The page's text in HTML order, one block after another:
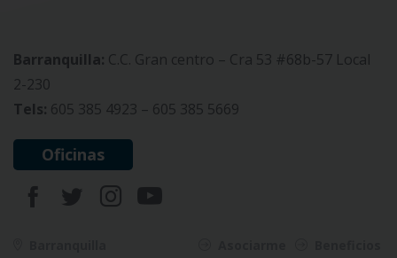
Barranquilla: C.C. Gran centro – Cra 53 #68b-57 Local
2-230
Tels: 605 385 4923 – 605 385 5669
Oficinas